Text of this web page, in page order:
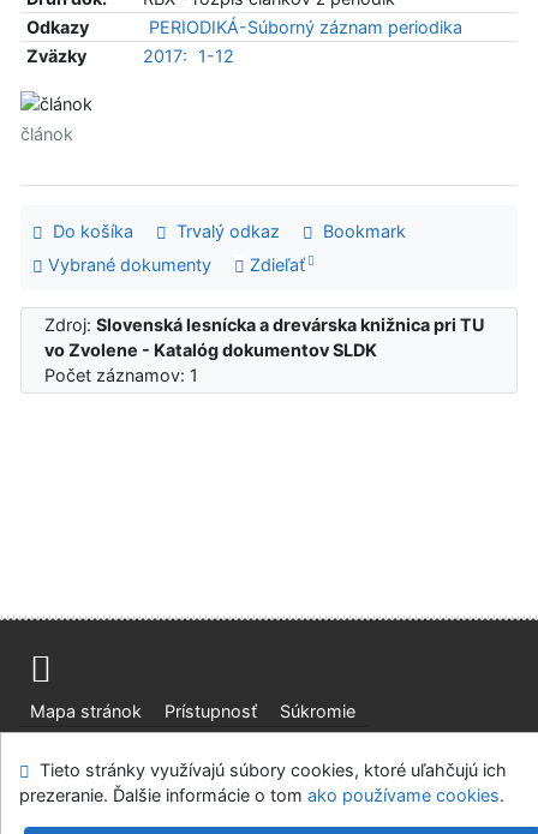
Odkazy
PERIODIKÁ-Súborný záznam periodika
Zväzky
2017: 1-12
článok
Do košíka Trvalý odkaz
Bookmark
Vybrané dokumenty
Zdieľať
Zdroj:Slovenská lesnícka a drevárska knižnica pri TU
vo Zvolene - Katalóg dokumentov SLDK
Počet záznamov: 1
Mapa stránok Prístupnosť
Súkromie
Slovenská lesnícka a drevárska knižnica pri Technickej
univerzite vo Zvolene
Tieto stránky využívajú súbory cookies, ktoré uľahčujú ich
prezeranie. Ďalšie informácie o tom ako používame cookies.